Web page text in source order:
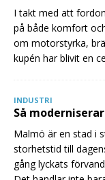
I takt med att
på både komfort
om motorstyrka,
kupén har blivit en
INDUSTRI
Så
Malmö är en stad i
storhetstid till
gång lyckats